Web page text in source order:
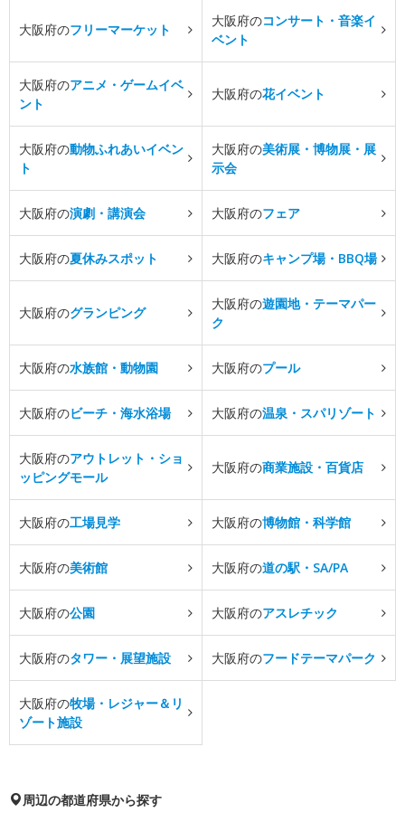
大阪府のフリーマーケット
大阪府のコンサート・音楽イ
ベント
大阪府のアニメ・ゲームイベ
ント
大阪府の花イベント
大阪府の動物ふれあいイベン
ト
大阪府の美術展・博物展・展
示会
大阪府の演劇・講演会 大阪府のフェア
大阪府の夏休みスポット 大阪府のキャンプ場・BBQ場
大阪府のグランピング
大阪府の遊園地・テーマパー
ク
大阪府の水族館・動物園 大阪府のプール
大阪府のビーチ・海水浴場 大阪府の温泉・スパリゾート
大阪府のアウトレット・ショ
ッピングモール
大阪府の商業施設・百貨店
大阪府の工場見学 大阪府の博物館・科学館
大阪府の美術館 大阪府の道の駅・SA/PA
大阪府の公園 大阪府のアスレチック
大阪府のタワー・展望施設 大阪府のフードテーマパーク
大阪府の牧場・レジャー＆リ
ゾート施設
周辺の都道府県から探す